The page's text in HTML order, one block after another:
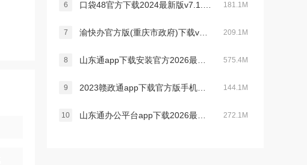
6 181.1M
7 209.1M
8 575.4M
9 144.1M
10 272.1M